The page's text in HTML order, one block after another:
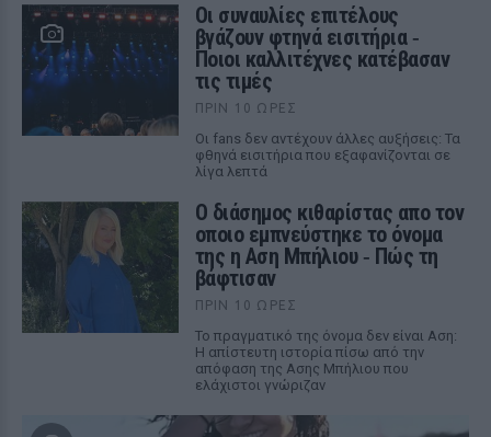
Οι συναυλίες επιτέλους
βγάζουν φτηνά εισιτήρια ‑
Ποιοι καλλιτέχνες κατέβασαν
τις τιμές
ΠΡΙΝ 10 ΏΡΕΣ
Οι fans δεν αντέχουν άλλες αυξήσεις: Τα
φθηνά εισιτήρια που εξαφανίζονται σε
λίγα λεπτά
Ο διάσημος κιθαρίστας απο τον
οποιο εμπνεύστηκε το όνομα
της η Αση Μπήλιου ‑ Πώς τη
βάφτισαν
ΠΡΙΝ 10 ΏΡΕΣ
Το πραγματικό της όνομα δεν είναι Αση:
Η απίστευτη ιστορία πίσω από την
απόφαση της Ασης Μπήλιου που
ελάχιστοι γνώριζαν